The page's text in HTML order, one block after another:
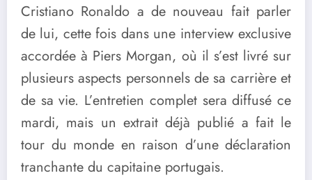
Cristiano Ronaldo a de nouveau fait parler
de lui, cette fois dans une interview exclusive
accordée à Piers Morgan, où il s’est livré sur
plusieurs aspects personnels de sa carrière et
de sa vie. L’entretien complet sera diffusé ce
mardi, mais un extrait déjà publié a fait le
tour du monde en raison d’une déclaration
tranchante du capitaine portugais.